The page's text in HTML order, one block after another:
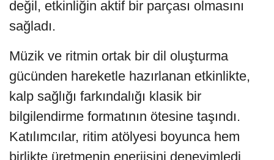
değil, etkinliğin aktif bir parçası olmasını
sağladı.
Müzik ve ritmin ortak bir dil oluşturma
gücünden hareketle hazırlanan etkinlikte,
kalp sağlığı farkındalığı klasik bir
bilgilendirme formatının ötesine taşındı.
Katılımcılar, ritim atölyesi boyunca hem
birlikte üretmenin enerjisini deneyimledi